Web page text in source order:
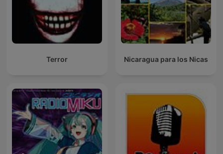
Terror Nicaragua para los Nicas